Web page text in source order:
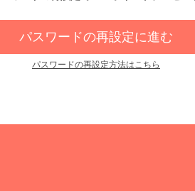
パスワードの再設定に進む
パスワードの再設定方法はこちら